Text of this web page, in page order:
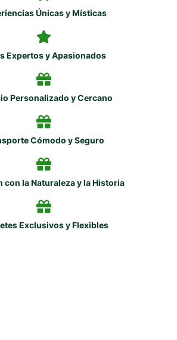
Únicas y Místicas
Expertos y Apasionados
Personalizado y Cercano
Cómodo y Seguro
con la Naturaleza y la Historia
Exclusivos y Flexibles